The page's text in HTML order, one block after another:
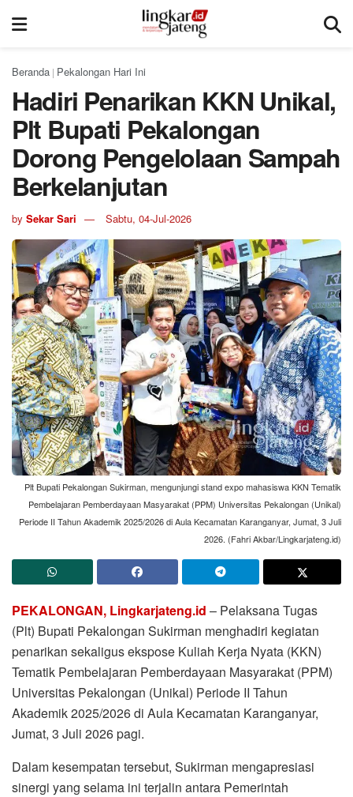
Beranda | Pekalongan Hari Ini
Hadiri Penarikan KKN Unikal,
Plt Bupati Pekalongan
Dorong Pengelolaan Sampah
Berkelanjutan
by Sekar Sari Sabtu, 04-Jul-2026
Plt Bupati Pekalongan Sukirman, mengunjungi stand expo mahasiswa KKN Tematik
Pembelajaran Pemberdayaan Masyarakat (PPM) Universitas Pekalongan (Unikal)
Periode II Tahun Akademik 2025/2026 di Aula Kecamatan Karanganyar, Jumat, 3 Juli
2026. (Fahri Akbar/Lingkarjateng.id)
PEKALONGAN, Lingkarjateng.id – Pelaksana Tugas
(Plt) Bupati Pekalongan Sukirman menghadiri kegiatan
penarikan sekaligus ekspose Kuliah Kerja Nyata (KKN)
Tematik Pembelajaran Pemberdayaan Masyarakat (PPM)
Universitas Pekalongan (Unikal) Periode II Tahun
Akademik 2025/2026 di Aula Kecamatan Karanganyar,
Jumat, 3 Juli 2026 pagi.
Dalam kesempatan tersebut, Sukirman mengapresiasi
sinergi yang selama ini terjalin antara Pemerintah